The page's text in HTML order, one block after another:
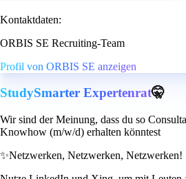
Kontaktdaten:
ORBIS SE Recruiting-Team
Profil von ORBIS SE anzeigen
StudySmarter Expertenrat🤫
Wir sind der Meinung, dass du so
Knowhow (m/w/d) erhalten könntest
✨Netzwerken, Netzwerken, Netzwerken!